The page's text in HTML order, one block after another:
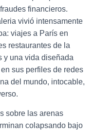
financieros.
vivió intensamente
viajes a París en
restaurantes de la
y una vida diseñada
sus perfiles de redes
del mundo, intocable,
sobre las arenas
colapsando bajo